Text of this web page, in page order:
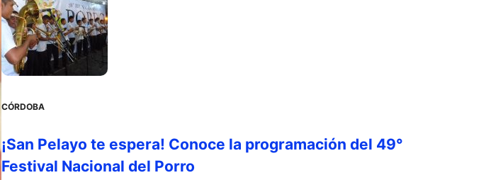
CÓRDOBA
¡San Pelayo te espera! Conoce la programación del 49°
Festival Nacional del Porro